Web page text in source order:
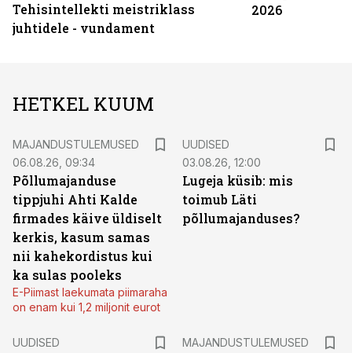
Tehisintellekti meistriklass
juhtidele - vundament
2026
HETKEL KUUM
MAJANDUSTULEMUSED
06.08.26, 09:34
Põllumajanduse
tippjuhi Ahti Kalde
firmades käive üldiselt
kerkis, kasum samas
nii kahekordistus kui
ka sulas pooleks
E-Piimast laekumata piimaraha
on enam kui 1,2 miljonit eurot
UUDISED
03.08.26, 12:00
Lugeja küsib: mis
toimub Läti
põllumajanduses?
UUDISED
MAJANDUSTULEMUSED